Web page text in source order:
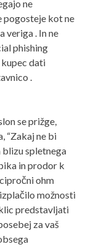
ne
pogosteje kot ne
veriga . In ne
phishing
dati
.
se prižge,
“Zakaj ne bi
blizu spletnega
in prodor k
ohm
možnosti
predstavljati
za vaš